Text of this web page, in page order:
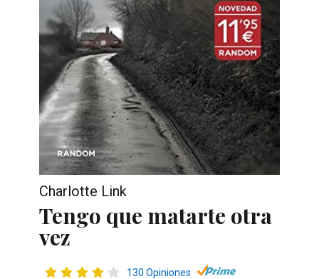
Charlotte Link
Tengo que matarte otra
vez
130 Opiniones